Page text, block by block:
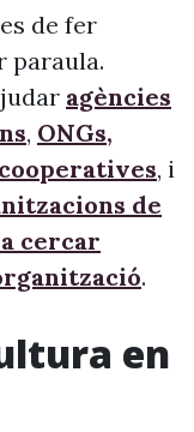
de fer
paraula.
agències
, ONGs,
cooperatives, i
de
cercar
.
en